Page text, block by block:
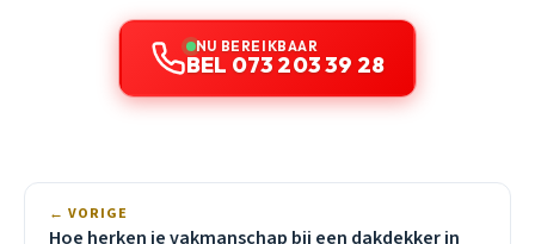
NU BEREIKBAAR
BEL 073 203 39 28
← VORIGE
Hoe herken je vakmanschap bij een dakdekker in